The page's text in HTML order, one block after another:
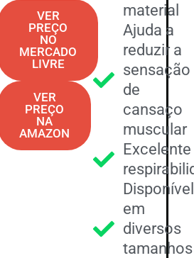
VER
PREÇO
NO
MERCADO
LIVRE
VER
PREÇO
NA
AMAZON
material
Ajuda a
reduzir a
sensação
de
cansaço
muscular
Excelente
Disponível
em
diversos
tamanhos